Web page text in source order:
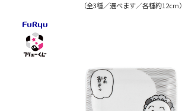
（全3種／選べます／各種約12cm）